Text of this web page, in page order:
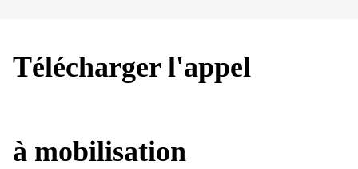
Télécharger l'appel
à mobilisation